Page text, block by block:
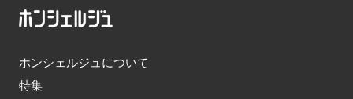
ホンシェルジュについて
特集